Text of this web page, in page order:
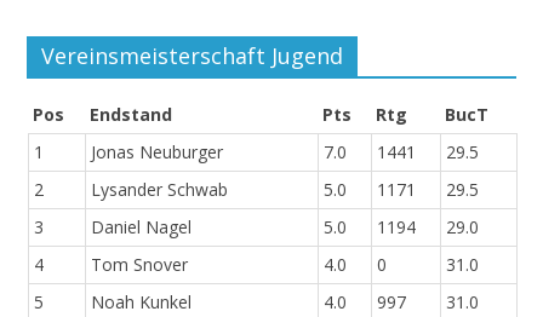
Vereinsmeisterschaft Jugend
Pos Endstand Pts Rtg
BucT
1
Jonas Neuburger 7.0 1441
29.5
2
Lysander Schwab 5.0 1171
29.5
3
Daniel Nagel 5.0 1194
29.0
4
Tom Snover 4.0 0
31.0
5
Noah Kunkel 4.0 997 31.0